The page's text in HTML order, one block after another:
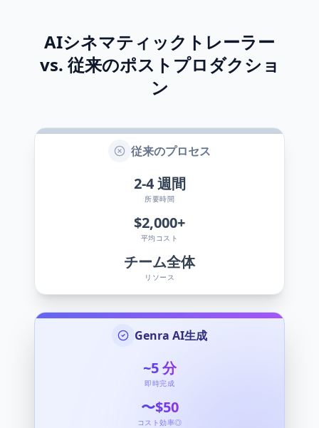
AIシネマティックトレーラー
vs. 従来のポストプロダクショ
ン
従来のプロセス
2-4週間
所要時間
$2,000+
平均コスト
チーム全体
リソース
Genra AI生成
~5分
即時完成
〜$50
コスト効率◎